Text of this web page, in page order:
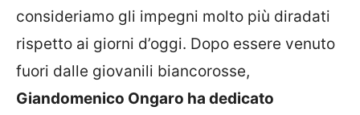
consideriamo gli impegni molto più diradati
rispetto ai giorni d’oggi. Dopo essere venuto
fuori dalle giovanili biancorosse,
Giandomenico Ongaro ha dedicato